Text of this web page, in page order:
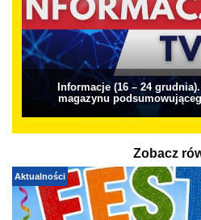
Informacje (16 – 24
magazynu
Zobacz
Aktualności